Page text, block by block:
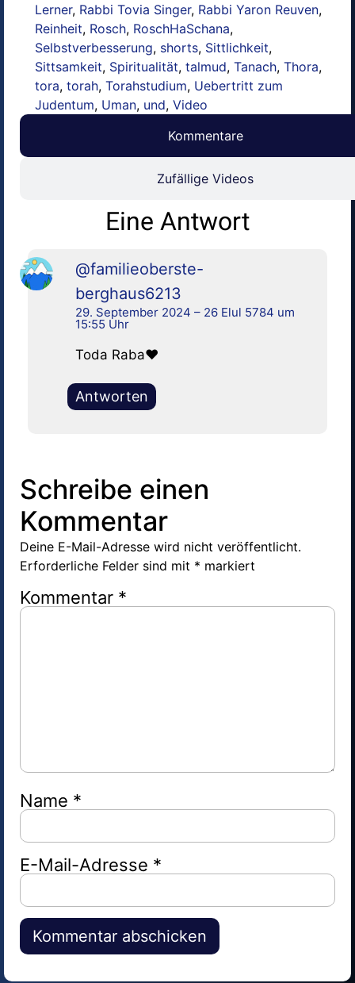
Lerner, Rabbi Tovia Singer, Rabbi Yaron Reuven,
Reinheit, Rosch, RoschHaSchana,
Selbstverbesserung, shorts, Sittlichkeit,
Sittsamkeit, Spiritualität, talmud, Tanach, Thora,
tora, torah, Torahstudium, Uebertritt zum
Judentum, Uman, und, Video
Kommentare
Zufällige Videos
Eine Antwort
@familieoberste-
berghaus6213
29. September 2024 – 26 Elul 5784 um
15:55 Uhr
Toda Raba❤
Antworten
Schreibe einen
Kommentar
Deine E-Mail-Adresse wird nicht veröffentlicht.
Erforderliche Felder sind mit * markiert
Kommentar *
Name *
E-Mail-Adresse *
Alternative: